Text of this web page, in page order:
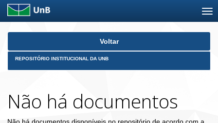
Skip
Voltar
REPOSITÓRIO INSTITUCIONAL DA UNB
Não há documentos
Não há documentos disponíveis no repositório de acordo com a